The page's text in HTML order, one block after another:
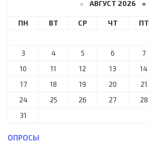
« АВГУСТ 2026 »
ПН ВТ СР ЧТ ПТ
3
4 5 6 7
10
11 12 13 14
17
18 19 20 21
24
25 26 27 28
31
ОПРОСЫ